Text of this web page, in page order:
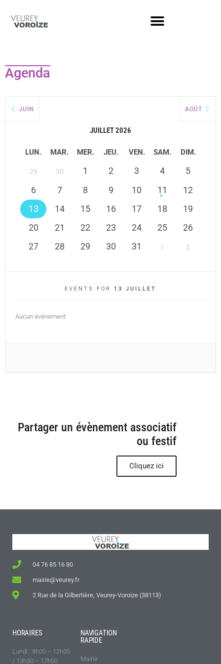
Agenda
JUIN
JUILLET 2026
AOÛT
LUN. MAR. MER. JEU. VEN. SAM. DIM.
29 30 1 2 3 4
5
6
7 8 9 10 11
12
13
14 15 16 17 18
19
20
21 22 23 24 25
26
27
28 29 30 31 1 2
EVENTS FOR 13 JUILLET
Aucun événement
Partager un évènement associatif
ou festif
Cliquez ici
04 76 85 16 80
mairie@veurey.fr
2 Rue de la Gilbertière, Veurey-Voroize (38113)
HORAIRES
Lundi : 8h00 – 12h00
/ 13h30 – 17h00
NAVIGATION
RAPIDE
Mairie